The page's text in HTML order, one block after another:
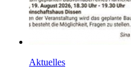
Aktuelles